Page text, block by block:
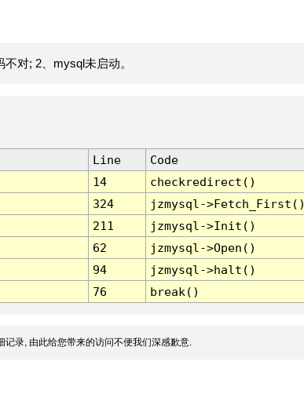
对; 2、mysql未启动。
Line
Code
14
checkredirect()
324
jzmysql-
211
jzmysql->Init()
62
jzmysql->Open()
94
jzmysql->halt()
76 break()
录, 由此给您带来的访问不便我们深感歉意.